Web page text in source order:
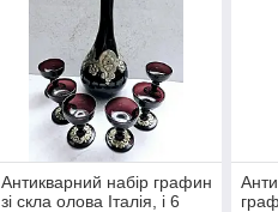
Антикварний набір графин
зі скла олова Італія, і 6